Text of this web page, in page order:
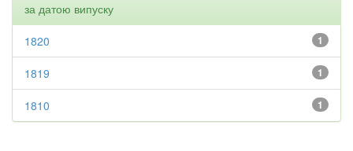
за датою випуску
1
1820
1
1819
1
1810